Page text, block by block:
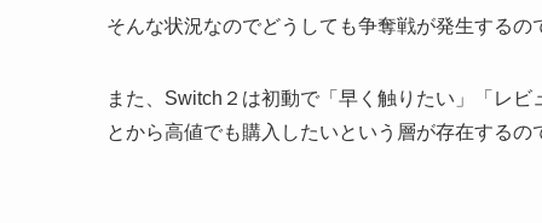
そんな状況なのでどうしても争奪戦が発生するの
また、Switch２は初動で「早く触りたい」「レ
とから高値でも購入したいという層が存在するの